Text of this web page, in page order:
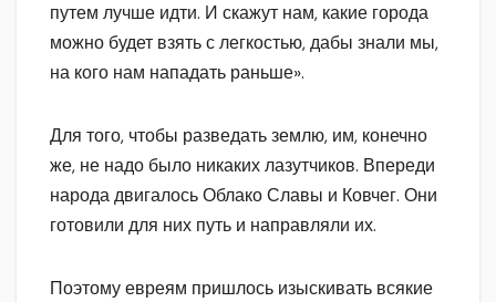
путем лучше идти. И скажут нам, какие города
можно будет взять с легкостью, дабы знали мы,
на кого нам нападать раньше».
Для того, чтобы разведать землю, им, конечно
же, не надо было никаких лазутчиков. Впереди
народа двигалось Облако Славы и Ковчег. Они
готовили для них путь и направляли их.
Поэтому евреям пришлось изыскивать всякие